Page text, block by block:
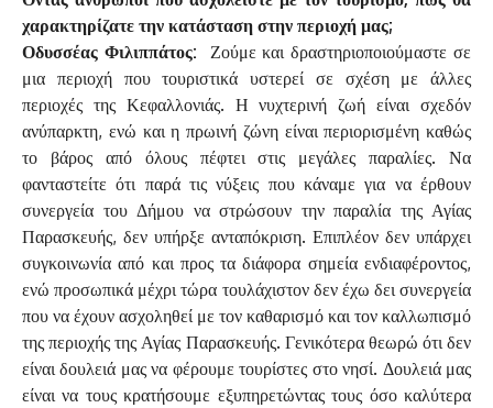
χαρακτηρίζατε την κατάσταση στην περιοχή μας;
Οδυσσέας Φιλιππάτος: Ζούμε και δραστηριοποιούμαστε σε
μια περιοχή που τουριστικά υστερεί σε σχέση με άλλες
περιοχές της Κεφαλλονιάς. Η νυχτερινή ζωή είναι σχεδόν
ανύπαρκτη, ενώ και η πρωινή ζώνη είναι περιορισμένη καθώς
το βάρος από όλους πέφτει στις μεγάλες παραλίες. Να
φανταστείτε ότι παρά τις νύξεις που κάναμε για να έρθουν
συνεργεία του Δήμου να στρώσουν την παραλία της Αγίας
Παρασκευής, δεν υπήρξε ανταπόκριση. Επιπλέον δεν υπάρχει
συγκοινωνία από και προς τα διάφορα σημεία ενδιαφέροντος,
ενώ προσωπικά μέχρι τώρα τουλάχιστον δεν έχω δει συνεργεία
που να έχουν ασχοληθεί με τον καθαρισμό και τον καλλωπισμό
της περιοχής της Αγίας Παρασκευής. Γενικότερα θεωρώ ότι δεν
είναι δουλειά μας να φέρουμε τουρίστες στο νησί. Δουλειά μας
είναι να τους κρατήσουμε εξυπηρετώντας τους όσο καλύτερα